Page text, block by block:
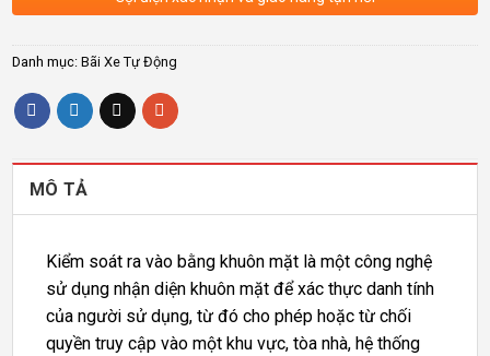
Danh mục: Bãi Xe Tự Động
MÔ TẢ
Kiểm soát ra vào bằng khuôn mặt là một công nghệ
sử dụng nhận diện khuôn mặt để xác thực danh tính
của người sử dụng, từ đó cho phép hoặc từ chối
quyền truy cập vào một khu vực, tòa nhà, hệ thống